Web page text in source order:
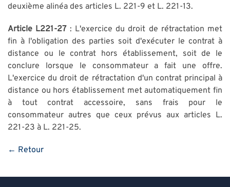
deuxième alinéa des articles L. 221-9 et L. 221-13.
Article L221-27: L'exercice du droit de rétractation met
fin à l'obligation des parties soit d'exécuter le contrat à
distance ou le contrat hors établissement, soit de le
conclure lorsque le consommateur a fait une offre.
L'exercice du droit de rétractation d'un contrat principal à
distance ou hors établissement met automatiquement fin
à tout contrat accessoire, sans frais pour le
consommateur autres que ceux prévus aux articles L.
221-23 à L. 221-25.
← Retour